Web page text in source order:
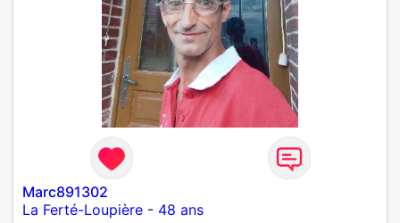
Marc891302
La Ferté-Loupière - 48 ans